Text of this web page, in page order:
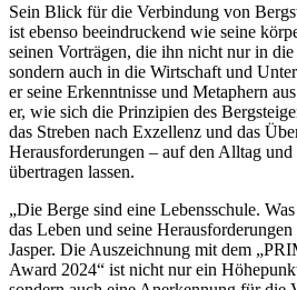
Sein Blick für die Verbindung von
ist ebenso beeindruckend wie seine
seinen Vorträgen, die ihn nicht nur in
sondern auch in die Wirtschaft und
er seine Erkenntnisse und Metaphern
er, wie sich die Prinzipien des
das Streben nach Exzellenz und das
Herausforderungen – auf den Alltag
übertragen lassen.
„Die Berge sind eine Lebensschule.
das Leben und seine
Jasper. Die Auszeichnung mit dem
Award 2024“ ist nicht nur ein